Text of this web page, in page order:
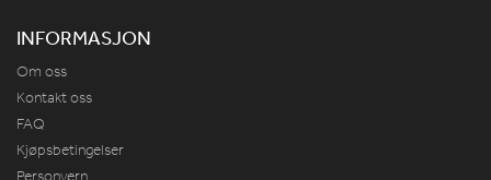
INFORMASJON
Om oss
Kontakt oss
FAQ
Kjøpsbetingelser